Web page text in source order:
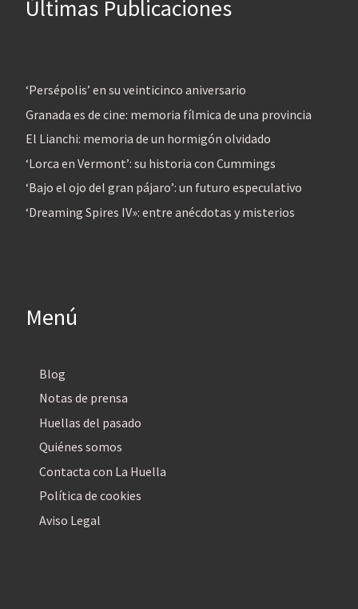
Últimas Publicaciones
‘Persépolis’ en su veinticinco aniversario
Granada es de cine: memoria fílmica de una provincia
El Lianchi: memoria de un hormigón olvidado
‘Lorca en Vermont’: su historia con Cummings
‘Bajo el ojo del gran pájaro’: un futuro especulativo
‘Dreaming Spires IV»: entre anécdotas y misterios
Menú
Blog
Notas de prensa
Huellas del pasado
Quiénes somos
Contacta con La Huella
Política de cookies
Aviso Legal